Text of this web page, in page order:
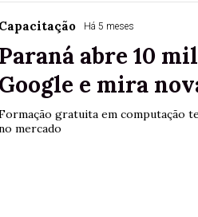
Capacitação Há 5 meses
Paraná abre 10
Google e mira
gratuita em computação
mercado